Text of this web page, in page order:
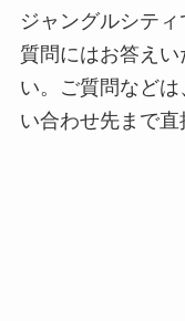
ジャングルシテ
質問にはお答え
い。ご質問など
い合わせ先まで直